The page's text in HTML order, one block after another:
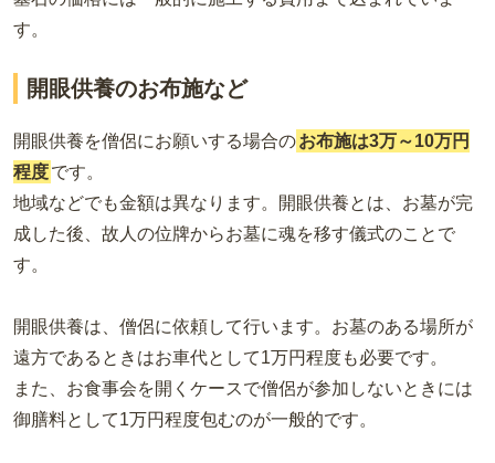
す。
開眼供養のお布施など
開眼供養を僧侶にお願いする場合のお布施は3万～10万円
程度です。
地域などでも金額は異なります。開眼供養とは、お墓が完
成した後、故人の位牌からお墓に魂を移す儀式のことで
す。
開眼供養は、僧侶に依頼して行います。お墓のある場所が
遠方であるときはお車代として1万円程度も必要です。
また、お食事会を開くケースで僧侶が参加しないときには
御膳料として1万円程度包むのが一般的です。